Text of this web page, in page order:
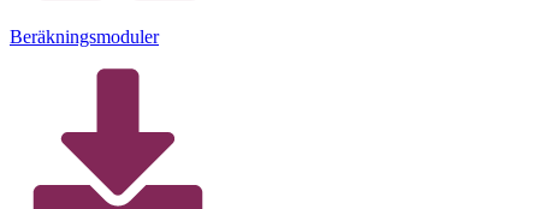
Beräkningsmoduler